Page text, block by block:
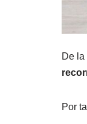
De la
Por